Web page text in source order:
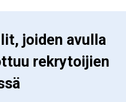
rekrytoijien